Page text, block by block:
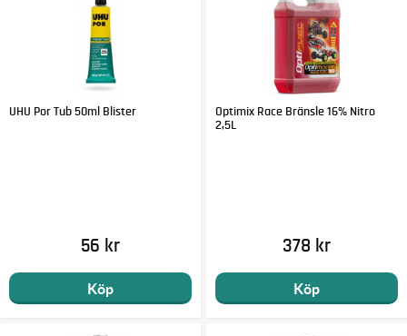
UHU Por Tub 50ml Blister
56 kr
Köp
Optimix Race Bränsle 16% Nitro
2,5L
378 kr
Köp